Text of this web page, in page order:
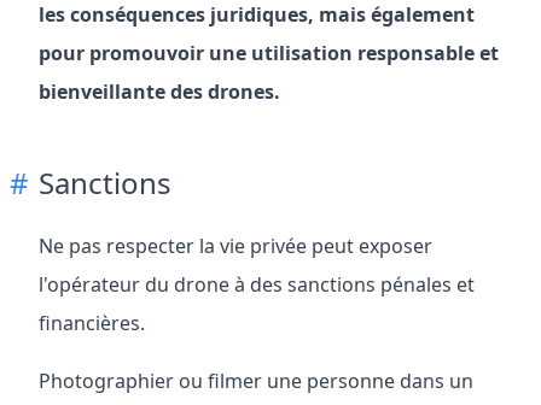
les conséquences juridiques, mais également
pour promouvoir une utilisation responsable et
bienveillante des drones.
Sanctions
Ne pas respecter la vie privée peut exposer
l'opérateur du drone à des sanctions pénales et
financières.
Photographier ou filmer une personne dans un